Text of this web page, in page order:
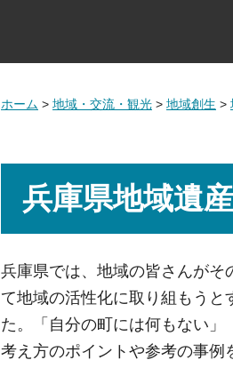
ホーム > 地域・交流・観光 > 地域創生 >
兵庫県地域遺
兵庫県では、地域の皆さんがそ
て地域の活性化に取り組もう
た。「自分の町には何もない」
考え方のポイントや参考の事